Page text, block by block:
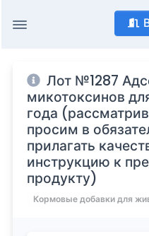
Лот №1287
микотоксинов
года
просим в
прилагать
инструкцию к
продукту)
Кормовые добавки для